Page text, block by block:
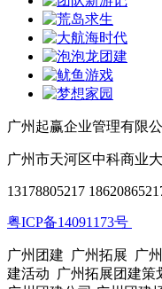
广州起赢企业管理有限
广州市天河区中科商业
13178805217
粤ICP备14091173号
广州团建 广州拓展 广
建活动 广州拓展团建策